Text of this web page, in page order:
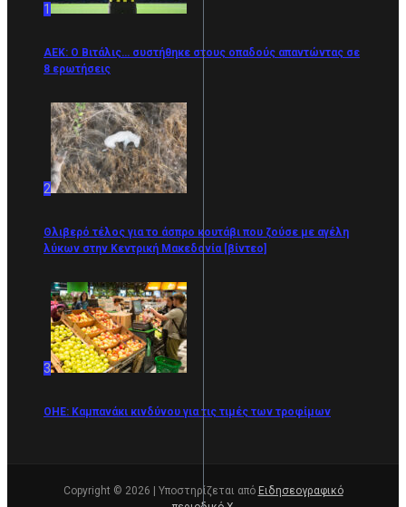
1
ΑΕΚ: Ο Βιτάλις… συστήθηκε στους οπαδούς απαντώντας σε
8 ερωτήσεις
2
Θλιβερό τέλος για το άσπρο κουτάβι που ζούσε με αγέλη
λύκων στην Κεντρική Μακεδονία [βίντεο]
3
ΟΗΕ: Καμπανάκι κινδύνου για τις τιμές των τροφίμων
Copyright © 2026 | Υποστηρίζεται από Ειδησεογραφικό